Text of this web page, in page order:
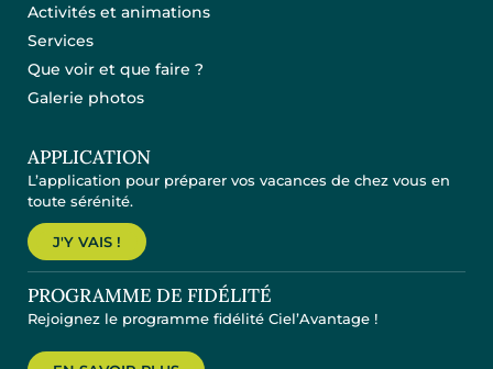
Activités et animations
Services
Que voir et que faire ?
Galerie photos
APPLICATION
L’application pour préparer vos vacances de chez vous en
toute sérénité.
J'Y VAIS !
PROGRAMME DE FIDÉLITÉ
Rejoignez le programme fidélité Ciel’Avantage !